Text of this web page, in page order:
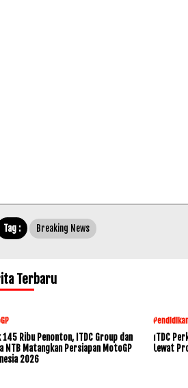
Tag : Breaking News
Terbaru
145 Ribu Penonton, ITDC Group dan
NTB Matangkan Persiapan MotoGP
2026
ITDC
Lewat